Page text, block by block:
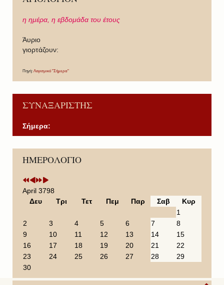
η ημέρα, η εβδομάδα του έτους
Άυριο
γιορτάζουν:
Πηγή: Λογισμικό "Σήμερα"
ΣΥΝΑΞΑΡΙΣΤΗΣ
Σήμερα:
ΗΜΕΡΟΛΟΓΙΟ
P
r
v
i
e
a
r
P
r
v
i
o
n
t
h
N
e
t
Y
e
N
e
t
M
April 3798
Δευ
Τρι Τετ Πεμ Παρ Σαβ
Κυρ
1
2
3 4 5 6 7
8
9
10 11 12 13 14
15
16
17 18 19 20 21
22
23
24 25 26 27 28
29
30